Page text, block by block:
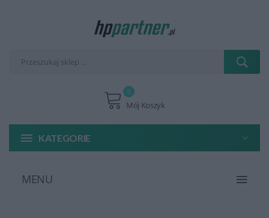
Mój Koszyk
0
KATEGORIE
MENU